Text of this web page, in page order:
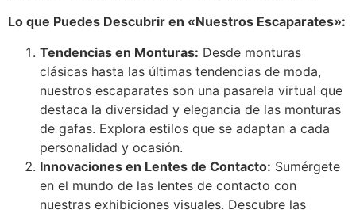
Lo que Puedes Descubrir en «Nuestros Escaparates»:
Tendencias en Monturas: Desde monturas
clásicas hasta las últimas tendencias de moda,
nuestros escaparates son una pasarela virtual que
destaca la diversidad y elegancia de las monturas
de gafas. Explora estilos que se adaptan a cada
personalidad y ocasión.
Innovaciones en Lentes de Contacto: Sumérgete
en el mundo de las lentes de contacto con
nuestras exhibiciones visuales. Descubre las